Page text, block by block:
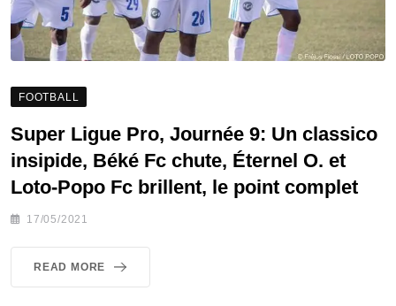
FOOTBALL
Super Ligue Pro, Journée 9: Un classico
insipide, Béké Fc chute, Éternel O. et
Loto-Popo Fc brillent, le point complet
17/05/2021
READ MORE